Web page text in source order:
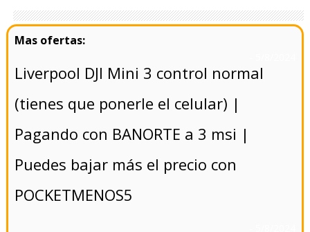
Liverpool DJI Mini 3 control normal
(tienes que ponerle el celular) |
Pagando con BANORTE a 3 msi |
Puedes bajar más el precio con
POCKETMENOS5